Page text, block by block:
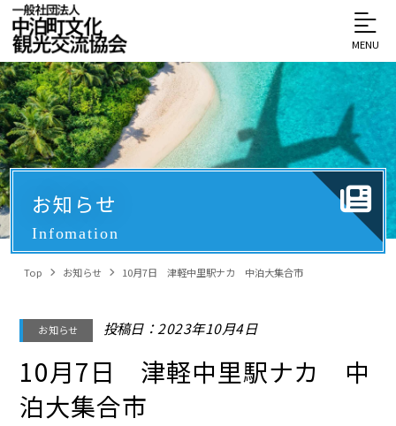
MENU
お知らせ
Infomation
Top お知らせ 10月7日 津軽中里駅ナカ 中泊大集合市
お知らせ 投稿日：2023年10月4日
10月7日 津軽中里駅ナカ 中
泊大集合市